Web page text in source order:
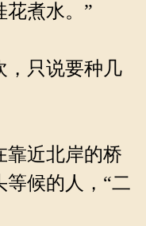
花煮水。”
只说要种几
近北岸的桥
等候的人，“二